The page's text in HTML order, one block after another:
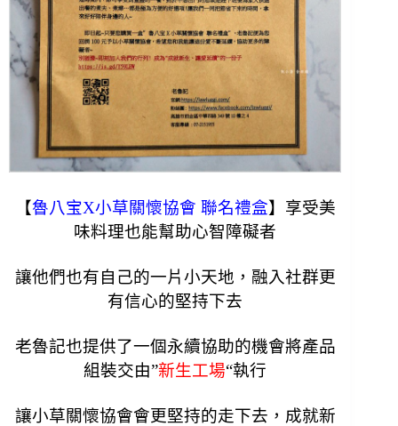
【魯八宝X小草關懷協會 聯名禮盒】享受美
味料理也能幫助心智障礙者
讓他們也有自己的一片小天地，融入社群更
有信心的堅持下去
老魯記也提供了一個永續協助的機會將產品
組裝交由”新生工場“執行
讓小草關懷協會會更堅持的走下去，成就新